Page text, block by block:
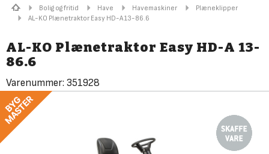
Bolig og fritid Have Havemaskiner
Plæneklipper
AL-KO Plænetraktor Easy HD-A 13-86.6
AL-KO Plænetraktor Easy HD-A 13-
86.6
Varenummer: 351928